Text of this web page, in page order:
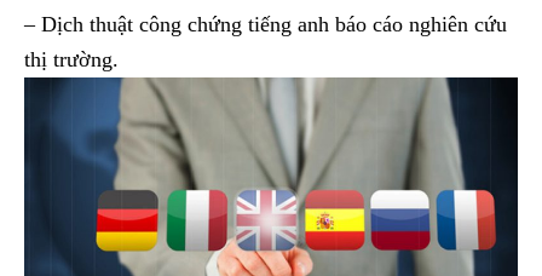
– Dịch thuật công chứng tiếng anh báo cáo nghiên cứu
thị trường.